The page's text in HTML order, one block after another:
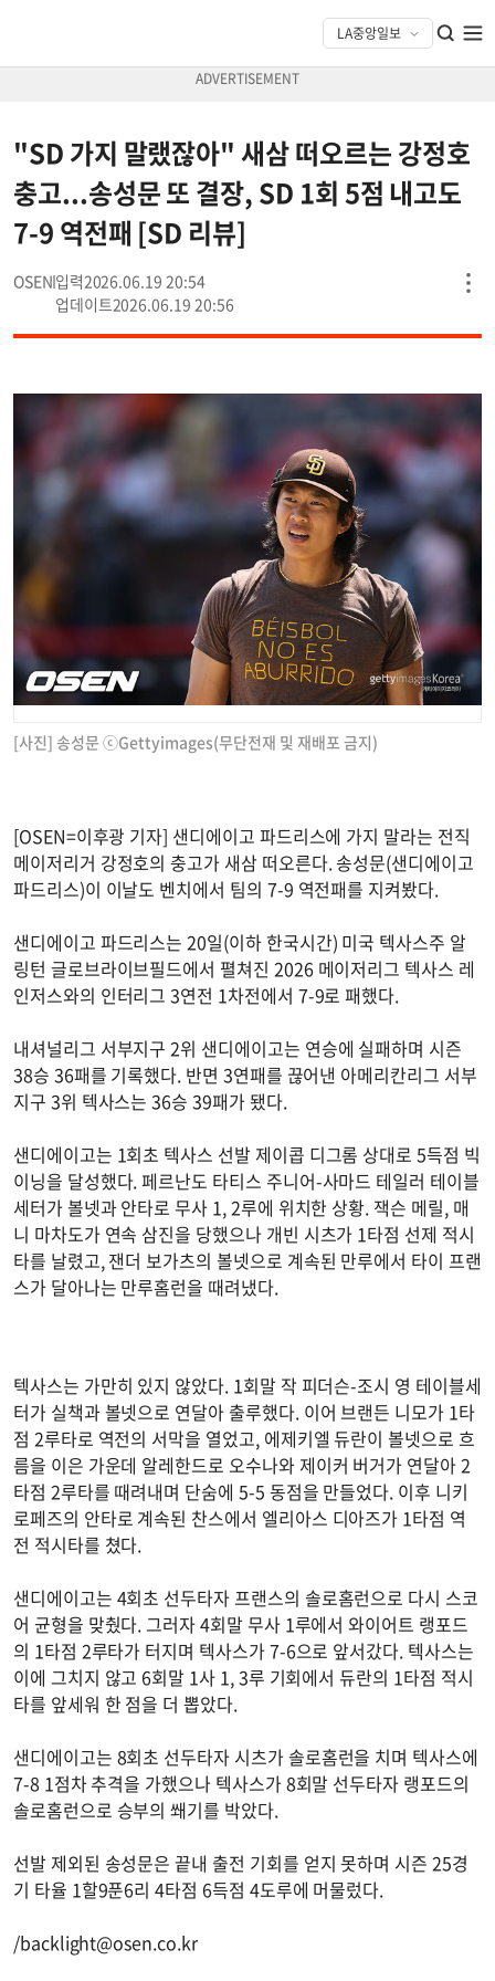
"SD 가지 말랬잖아" 새삼 떠오르는 강정호
충고...송성문 또 결장, SD 1회 5점 내고도
7-9 역전패 [SD 리뷰]
OSEN
2026.06.19 20:54
2026.06.19 20:56
[사진] 송성문 ⓒGettyimages(무단전재 및 재배포 금지)
[OSEN=이후광 기자] 샌디에이고 파드리스에 가지 말라는 전직
메이저리거 강정호의 충고가 새삼 떠오른다. 송성문(샌디에이고
파드리스)이 이날도 벤치에서 팀의 7-9 역전패를 지켜봤다.
샌디에이고 파드리스는 20일(이하 한국시간) 미국 텍사스주 알
링턴 글로브라이브필드에서 펼쳐진 2026 메이저리그 텍사스 레
인저스와의 인터리그 3연전 1차전에서 7-9로 패했다.
내셔널리그 서부지구 2위 샌디에이고는 연승에 실패하며 시즌
38승 36패를 기록했다. 반면 3연패를 끊어낸 아메리칸리그 서부
지구 3위 텍사스는 36승 39패가 됐다.
샌디에이고는 1회초 텍사스 선발 제이콥 디그롬 상대로 5득점 빅
이닝을 달성했다. 페르난도 타티스 주니어-사마드 테일러 테이블
세터가 볼넷과 안타로 무사 1, 2루에 위치한 상황. 잭슨 메릴, 매
니 마차도가 연속 삼진을 당했으나 개빈 시츠가 1타점 선제 적시
타를 날렸고, 잰더 보가츠의 볼넷으로 계속된 만루에서 타이 프랜
스가 달아나는 만루홈런을 때려냈다.
텍사스는 가만히 있지 않았다. 1회말 작 피더슨-조시 영 테이블세
터가 실책과 볼넷으로 연달아 출루했다. 이어 브랜든 니모가 1타
점 2루타로 역전의 서막을 열었고, 에제키엘 듀란이 볼넷으로 흐
름을 이은 가운데 알레한드로 오수나와 제이커 버거가 연달아 2
타점 2루타를 때려내며 단숨에 5-5 동점을 만들었다. 이후 니키
로페즈의 안타로 계속된 찬스에서 엘리아스 디아즈가 1타점 역
전 적시타를 쳤다.
샌디에이고는 4회초 선두타자 프랜스의 솔로홈런으로 다시 스코
어 균형을 맞췄다. 그러자 4회말 무사 1루에서 와이어트 랭포드
의 1타점 2루타가 터지며 텍사스가 7-6으로 앞서갔다. 텍사스는
이에 그치지 않고 6회말 1사 1, 3루 기회에서 듀란의 1타점 적시
타를 앞세워 한 점을 더 뽑았다.
샌디에이고는 8회초 선두타자 시츠가 솔로홈런을 치며 텍사스에
7-8 1점차 추격을 가했으나 텍사스가 8회말 선두타자 랭포드의
솔로홈런으로 승부의 쐐기를 박았다.
선발 제외된 송성문은 끝내 출전 기회를 얻지 못하며 시즌 25경
기 타율 1할9푼6리 4타점 6득점 4도루에 머물렀다.
/backlight@osen.co.kr